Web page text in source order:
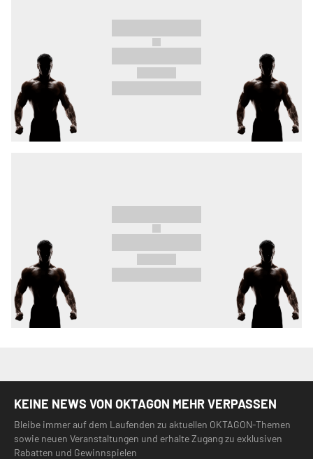
KEINE NEWS VON OKTAGON MEHR VERPASSEN
Bleibe immer auf dem Laufenden zu aktuellen OKTAGON-Themen
sowie neuen Veranstaltungen und erhalte Zugang zu exklusiven
Rabatten und Gewinnspielen